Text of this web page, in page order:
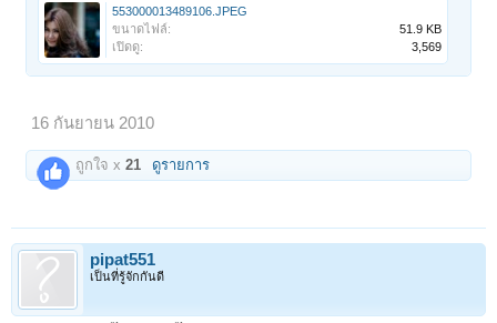
553000013489106.JPEG
ขนาดไฟล์:
51.9 KB
เปิดดู:
3,569
16 กันยายน 2010
ถูกใจ x21 ดูรายการ
pipat551
เป็นที่รู้จักกันดี